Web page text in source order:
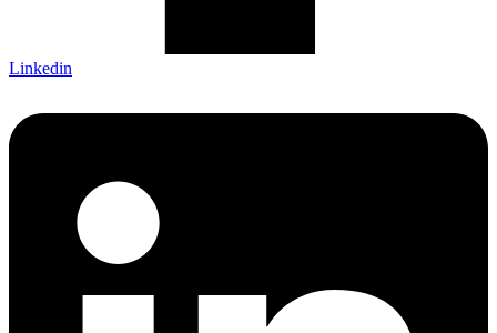
Linkedin